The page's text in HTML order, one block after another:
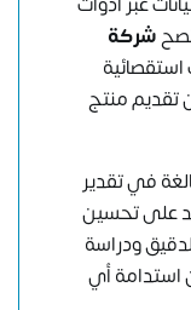
شركة
استقصائية
تقديم منتج
في تقدير
على تحسين
ودراسة
استدامة أي